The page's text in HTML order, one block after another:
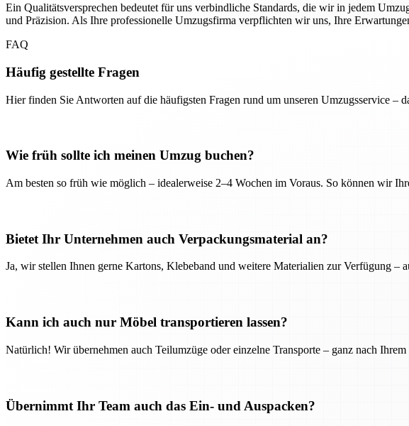
Ein Qualitätsversprechen bedeutet für uns verbindliche Standards, die wir in jedem
und Präzision. Als Ihre professionelle Umzugsfirma verpflichten wir uns, Ihre
FAQ
Häufig gestellte Fragen
Hier finden Sie Antworten auf die häufigsten Fragen rund um unseren Umzugsservice –
Wie früh sollte ich meinen Umzug buchen?
Am besten so früh wie möglich – idealerweise 2–4 Wochen im Voraus. So können wir
Bietet Ihr Unternehmen auch Verpackungsmaterial an?
Ja, wir stellen Ihnen gerne Kartons, Klebeband und weitere Materialien zur Verfügung –
Kann ich auch nur Möbel transportieren lassen?
Natürlich! Wir übernehmen auch Teilumzüge oder einzelne Transporte – ganz nach Ihrem
Übernimmt Ihr Team auch das Ein- und Auspacken?